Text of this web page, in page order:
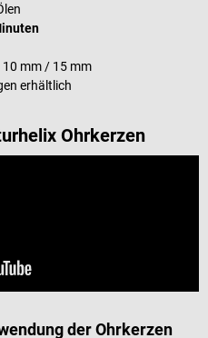
mm / 15 mm
erhältlich
Ohrkerzen
der Ohrkerzen